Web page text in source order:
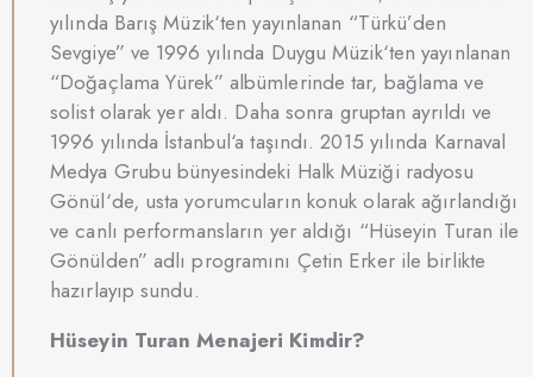
yılında Barış Müzik‘ten yayınlanan “Türkü’den
Sevgiye” ve 1996 yılında Duygu Müzik‘ten yayınlanan
“Doğaçlama Yürek” albümlerinde tar, bağlama ve
solist olarak yer aldı. Daha sonra gruptan ayrıldı ve
1996 yılında İstanbul‘a taşındı. 2015 yılında Karnaval
Medya Grubu bünyesindeki Halk Müziği radyosu
Gönül‘de, usta yorumcuların konuk olarak ağırlandığı
ve canlı performansların yer aldığı “Hüseyin Turan ile
Gönülden” adlı programını Çetin Erker ile birlikte
hazırlayıp sundu.
Hüseyin Turan Menajeri Kimdir?